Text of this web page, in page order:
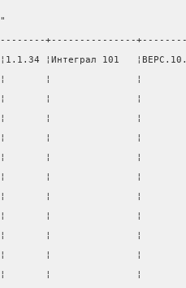
"
--------+---------------
¦1.1.34 ¦Интеграл 101
¦       ¦               ¦
¦       ¦               ¦
¦       ¦               ¦
¦       ¦               ¦
¦       ¦               ¦
¦       ¦               ¦
¦       ¦               ¦
¦       ¦               ¦
¦       ¦               ¦
¦       ¦               ¦
¦       ¦               ¦